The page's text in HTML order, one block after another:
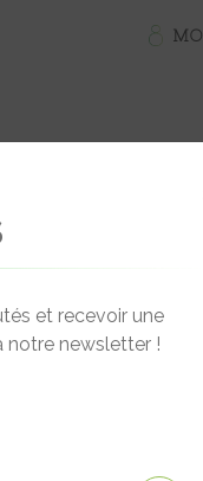
et recevoir une
notre newsletter !